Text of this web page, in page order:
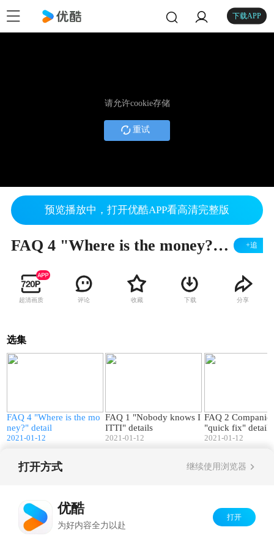
下载APP
请允许cookie存储
重试
预览播放中，打开优酷APP看高清完整版
FAQ 4 "Where is the money?" detail +追
超清画质 评论 收藏 下载 分享
选集
FAQ 4 "Where is the mo
ney?" detail
2021-01-12
FAQ 1 "Nobody knows I
ITTI" details
2021-01-12
FAQ 2
"quick fix" detail
2021-01-12
打开方式 继续使用浏览器
优酷
为好内容全力以赴
打开